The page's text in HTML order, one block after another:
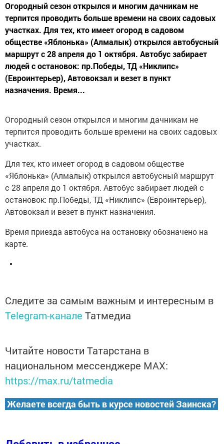
Огородный сезон открылся и многим дачникам не
терпится проводить больше времени на своих садовых
участках. Для тех, кто имеет огород в садовом
обществе «Яблонька» (Алмалык) открылся автобусный
маршрут с 28 апреля до 1 октября. Автобус забирает
людей с остановок: пр.Победы, ТД «Никлипс»
(Евроинтерьер), Автовокзал и везет в пункт
назначения. Время...
Огородный сезон открылся и многим дачникам не
терпится проводить больше времени на своих садовых
участках.
Для тех, кто имеет огород в садовом обществе
«Яблонька» (Алмалык) открылся автобусный маршрут
с 28 апреля до 1 октября. Автобус забирает людей с
остановок: пр.Победы, ТД «Никлипс» (Евроинтерьер),
Автовокзал и везет в пункт назначения.
Время приезда автобуса на остановку обозначено на
карте.
Следите за самым важным и интересным в
Telegram-канале Татмедиа
Читайте новости Татарстана в
национальном мессенджере MАХ:
https://max.ru/tatmedia
Желаете всегда быть в курсе новостей Заинска?